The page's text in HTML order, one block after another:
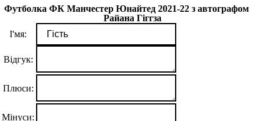
Футболка ФК Манчестер Юнайтед 2021-22 з автографом
Райана Гіггза
І'мя:
Відгук:
Плюси:
Мінуси: